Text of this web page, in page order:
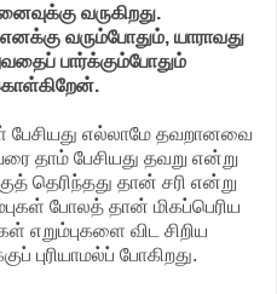
வருகிறது.
வரும்போதும், யாராவது
பார்க்கும்போதும்
பேசியது எல்லாமே தவறானவை
தாம் பேசியது தவறு என்று
தெரிந்தது தான் சரி என்று
போலத் தான் மிகப்பெரிய
எறும்புகளை விட சிறிய
புரியாமல்ப் போகிறது.